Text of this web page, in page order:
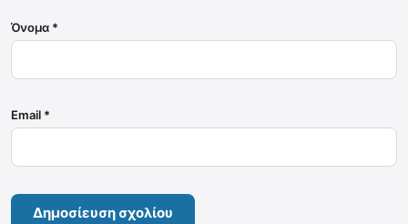
Όνομα *
Email *